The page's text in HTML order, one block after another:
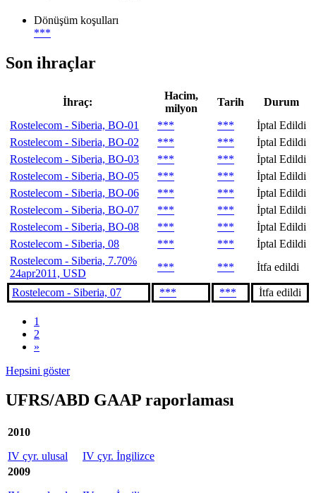
Dönüşüm koşulları
***
Son ihraçlar
İhraç:
Hacim,
milyon
Tarih
Durum
Rostelecom - Siberia, BO-01
*** ***
İptal Edildi
Rostelecom - Siberia, BO-02
*** ***
İptal Edildi
Rostelecom - Siberia, BO-03
*** ***
İptal Edildi
Rostelecom - Siberia, BO-05
*** ***
İptal Edildi
Rostelecom - Siberia, BO-06
*** ***
İptal Edildi
Rostelecom - Siberia, BO-07
*** ***
İptal Edildi
Rostelecom - Siberia, BO-08
*** ***
İptal Edildi
Rostelecom - Siberia, 08
*** ***
İptal Edildi
Rostelecom - Siberia, 7.70%
24apr2011, USD
*** *** İtfa edildi
Rostelecom - Siberia, 07 *** *** İtfa edildi
1
2
»
Hepsini göster
UFRS/ABD GAAP raporlaması
2010
IV çyr. ulusal
IV çyr. İngilizce
2009